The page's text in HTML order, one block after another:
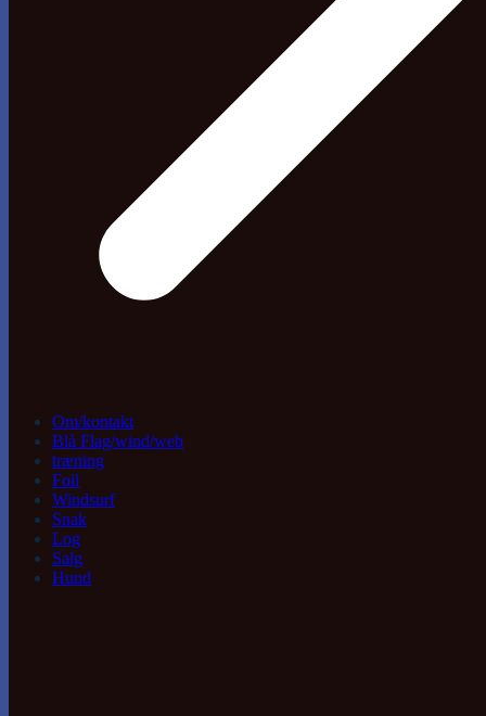
Om/kontakt
Blå Flag/wind/web
træning
Foil
Windsurf
Snak
Log
Salg
Hund